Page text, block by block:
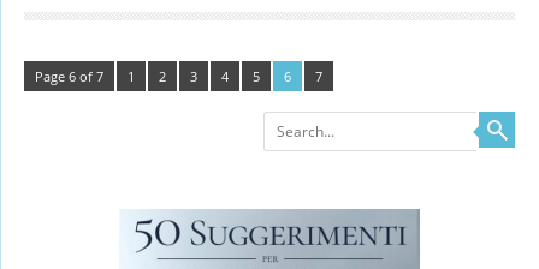
Page 6 of 7 1 2 3 4 5 6 7
Search